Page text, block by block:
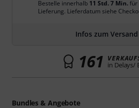
Bestelle innerhalb 11 Std. 7 Min.für
Lieferung. Lieferdatum siehe
Infos zum Versand
161 in Delays/
Bundles & Angebote